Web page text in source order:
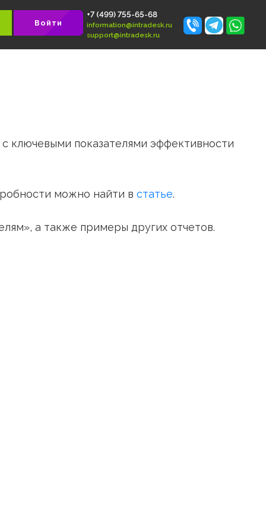
Войти
+7 (499) 755-65-68
information@intradesk.ru
support@intradesk.ru
отчеты с ключевыми показателями
а также примеры других